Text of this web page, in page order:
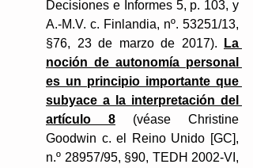
Decisiones e Informes 5, p. 103, y
A.-M.V. c. Finlandia, nº. 53251/13,
§76, 23 de marzo de 2017).
La
noción de autonomía personal
es un principio importante que
subyace a la interpretación del
artículo 8 (véase Christine
Goodwin c. el Reino Unido [GC],
n.º 28957/95, §90, TEDH 2002-VI,